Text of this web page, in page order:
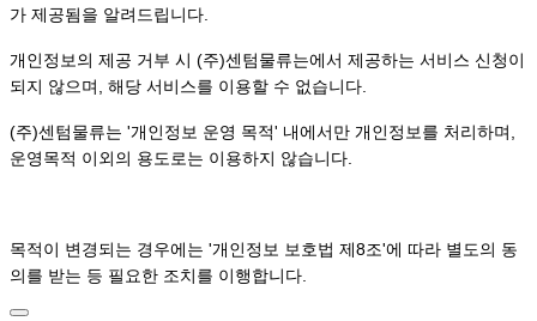
가 제공됨을 알려드립니다.
개인정보의 제공 거부 시 (주)센텀물류는에서 제공하는 서비스 신청이
되지 않으며, 해당 서비스를 이용할 수 없습니다.
(주)센텀물류는 '개인정보 운영 목적' 내에서만 개인정보를 처리하며,
운영목적 이외의 용도로는 이용하지 않습니다.
목적이 변경되는 경우에는 '개인정보 보호법 제8조'에 따라 별도의 동
의를 받는 등 필요한 조치를 이행합니다.